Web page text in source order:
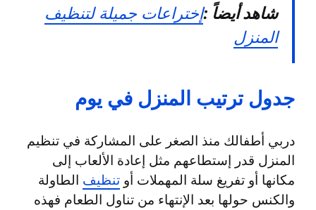
شاهد أيضاً :إختراعات جميلة لتنظيف
المنزل
جدول ترتيب المنزل في يوم
دربي أطفالك منذ الصغر على المشاركة في تنظيم
المنزل قدر إستطاعهم مثل إعادة الألعاب إلى
مكانها أو تفريغ سلة المهملات أو تنظيف الطاولة
والكنس حولها بعد الإنتهاء من تناول الطعام فهذه